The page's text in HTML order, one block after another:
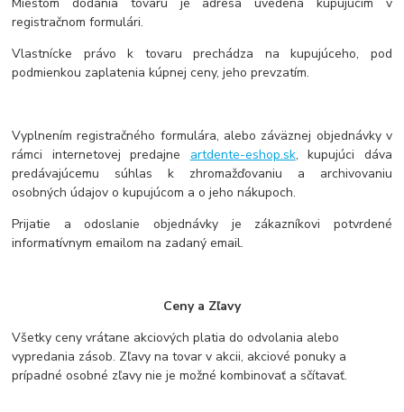
registračnom formulári.
Vlastnícke právo k tovaru prechádza na kupujúceho, pod
podmienkou zaplatenia kúpnej ceny, jeho prevzatím.
Vyplnením registračného formulára, alebo záväznej objednávky v
rámci internetovej predajne artdente-eshop.sk, kupujúci dáva
predávajúcemu súhlas k zhromažďovaniu a archivovaniu
osobných údajov o kupujúcom a o jeho nákupoch.
Prijatie a odoslanie objednávky je zákazníkovi potvrdené
informatívnym emailom na zadaný email.
Ceny a Zľavy
Všetky ceny vrátane akciových platia do odvolania alebo
vypredania zásob. Zľavy na tovar v akcii, akciové ponuky a
prípadné osobné zľavy nie je možné kombinovať a sčítavať.